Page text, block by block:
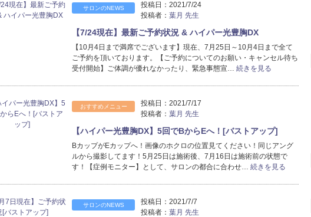
サロンのNEWS 投稿日： 2021/7/24
投稿者： 葉月 先生
【7/24現在】最新ご予約状況 & ハイパー光豊胸DX
【10月4日まで満席でございます】現在、7月25日～10月4日まで全て
ご予約を頂いております。【ご予約についてのお願い・キャンセル待ち
受付開始】ご体調が優れなかったり、緊急事態宣… 続きを見る
おすすめメニュー 投稿日： 2021/7/17
投稿者： 葉月 先生
【ハイパー光豊胸DX】5回でBからEへ！[バストアップ]
BカップがEカップへ！画像のホクロの位置見てください！同じアング
ルから撮影してます！5月25日は施術後、7月16日は施術前の状態で
す！【症例モニター】として、サロンの都合に合わせ… 続きを見る
サロンのNEWS 投稿日： 2021/7/7
投稿者： 葉月 先生